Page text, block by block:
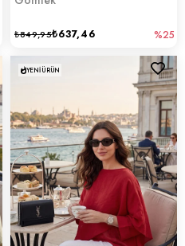
₺637,46
₺849,95 %25
YENI ÜRÜN